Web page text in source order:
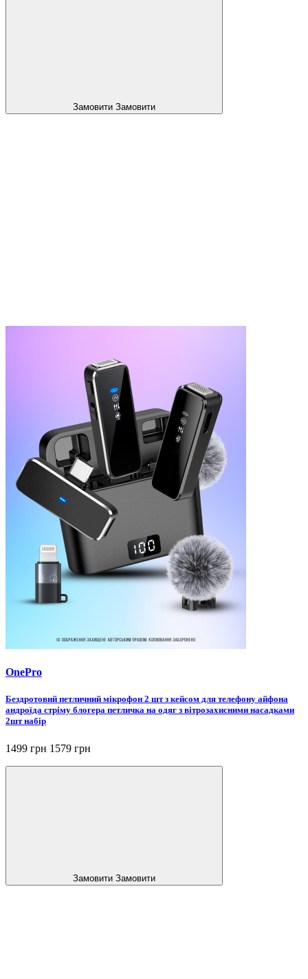
Замовити Замовити
OnePro
Бездротовий петличний мікрофон 2 шт з кейсом для телефону айфона
андроїда стріму блогера петличка на одяг з вітрозахисними насадками
2шт набір
1499 грн 1579 грн
Замовити Замовити